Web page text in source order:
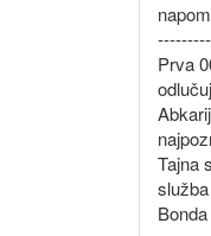
Prva
Tajna